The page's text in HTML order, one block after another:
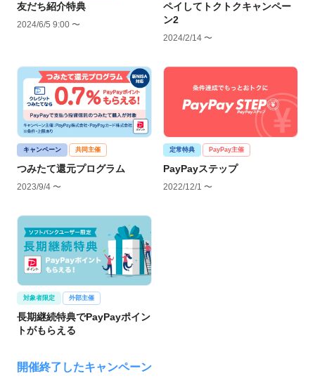
友だち紹介特典
2024/6/5 9:00 〜
ペイしてトクトクキャンペー
ン2
2024/2/14 〜
キャンペーン 共同主催
つみたて還元プログラム
2023/9/4 〜
定常特典 PayPay主催
PayPayステップ
2022/12/1 〜
対象者限定 外部主催
長期継続特典でPayPayポイン
トがもらえる
開催終了したキャンペーン